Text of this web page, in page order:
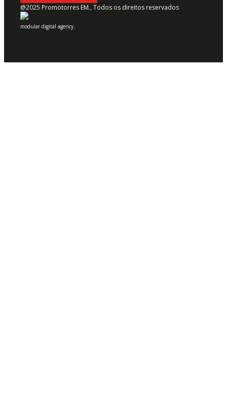
@2025 Promotorres EM., Todos os direitos reservados
modular digital agency.